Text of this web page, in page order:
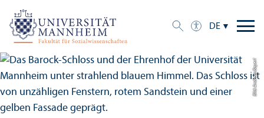
DE
Bild: Andreas Bayerl